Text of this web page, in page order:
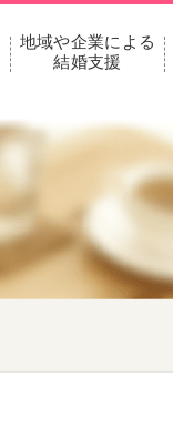
地域や企業による
結婚支援